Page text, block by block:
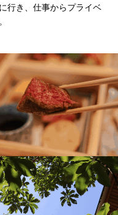
行き、仕事からプライベ